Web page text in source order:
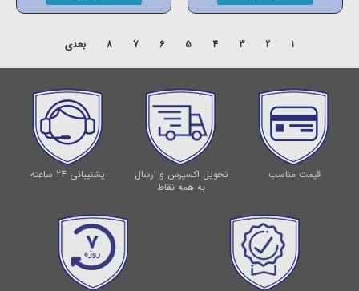
1
2
3
4
5
6
7
8 بعدی
قیمت مناسب
تحویل اکسپرس و ارسال
به همه نقاط
پشتیبانی 24 ساعته